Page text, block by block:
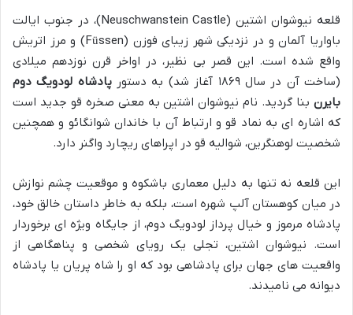
قلعه نیوشوان اشتین (Neuschwanstein Castle)، در جنوب ایالت
باواریا آلمان و در نزدیکی شهر زیبای فوزن (Füssen) و مرز اتریش
واقع شده است. این قصر بی نظیر، در اواخر قرن نوزدهم میلادی
(ساخت آن در سال ۱۸۶۹ آغاز شد) به دستور
پادشاه لودویگ دوم
بایرن بنا گردید. نام نیوشوان اشتین به معنی صخره قو جدید است
که اشاره ای به نماد قو و ارتباط آن با خاندان شوانگائو و همچنین
شخصیت لوهنگرین، شوالیه قو در اپراهای ریچارد واگنر دارد.
این قلعه نه تنها به دلیل معماری باشکوه و موقعیت چشم نوازش
در میان کوهستان آلپ شهره است، بلکه به خاطر داستان خالق خود،
پادشاه مرموز و خیال پرداز لودویگ دوم، از جایگاه ویژه ای برخوردار
است. نیوشوان اشتین، تجلی یک رویای شخصی و پناهگاهی از
واقعیت های جهان برای پادشاهی بود که او را شاه پریان یا پادشاه
دیوانه می نامیدند.